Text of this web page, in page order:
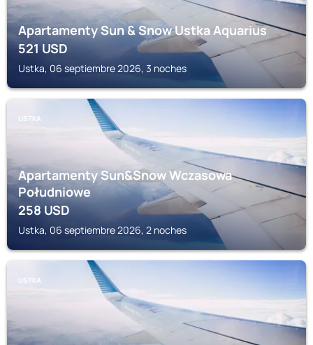
Apartamenty Sun & Snow Ustka Aquarius
521USD
Ustka, 06 septiembre 2026, 3 noches
USTKA
Apartamenty Sun&Snow Wczasowa
Południowe
258USD
Ustka, 06 septiembre 2026, 2 noches
USTKA